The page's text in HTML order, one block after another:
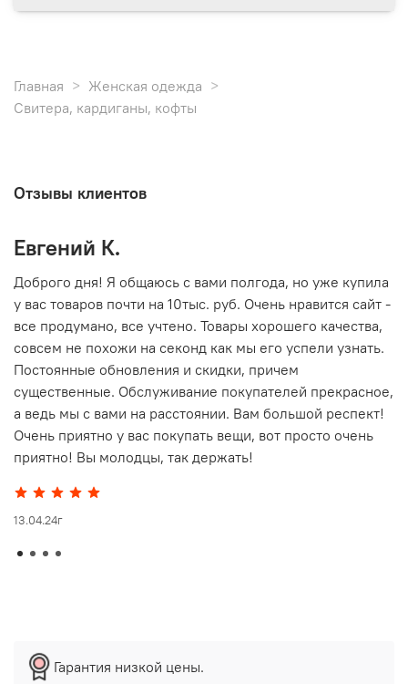
Главная
Женская одежда
Свитера, кардиганы, кофты
Отзывы клиентов
Евгений К.
Доброго дня! Я общаюсь с вами полгода, но уже купила
у вас товаров почти на 10тыс. руб. Очень нравится сайт -
все продумано, все учтено. Товары хорошего качества,
совсем не похожи на секонд как мы его успели узнать.
Постоянные обновления и скидки, причем
существенные. Обслуживание покупателей прекрасное,
а ведь мы с вами на расстоянии. Вам большой респект!
Очень приятно у вас покупать вещи, вот просто очень
приятно! Вы молодцы, так держать!
13.04.24г
Гарантия низкой цены.